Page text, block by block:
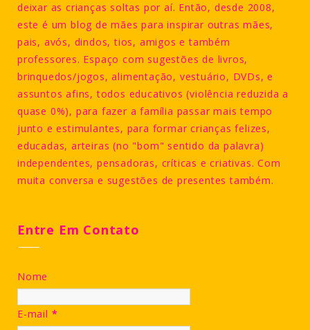
deixar as crianças soltas por aí. Então, desde 2008,
este é um blog de mães para inspirar outras mães,
pais, avós, dindos, tios, amigos e também
professores. Espaço com sugestões de livros,
brinquedos/jogos, alimentação, vestuário, DVDs, e
assuntos afins, todos educativos (violência reduzida a
quase 0%), para fazer a família passar mais tempo
junto e estimulantes, para formar crianças felizes,
educadas, arteiras (no "bom" sentido da palavra)
independentes, pensadoras, críticas e criativas. Com
muita conversa e sugestões de presentes também.
Entre Em Contato
Nome
E-mail *